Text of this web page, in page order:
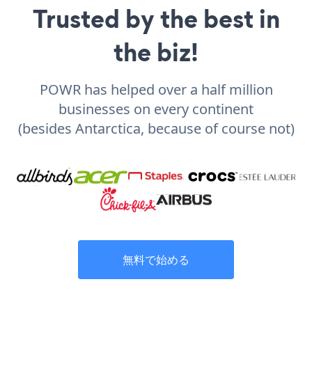
Trusted by the best in
the biz!
POWR has helped over a half million
businesses on every continent
(besides Antarctica, because of course not)
無料で始める